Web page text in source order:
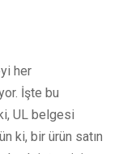
her
İşte bu
UL belgesi
ki, bir ürün satın